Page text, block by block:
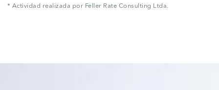
* Actividad realizada por Feller Rate Consulting Ltda.